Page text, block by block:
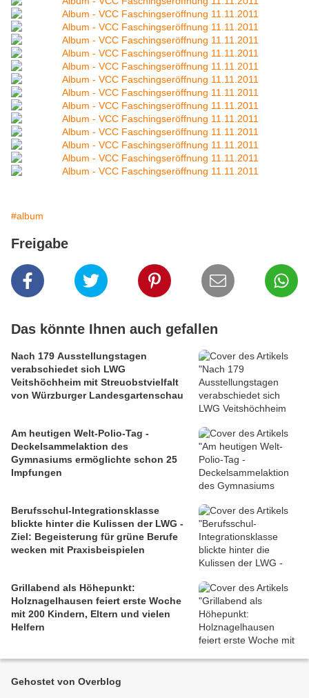
#album
Freigabe
Das könnte Ihnen auch gefallen
Nach 179 Ausstellungstagen
verabschiedet sich LWG
Veitshöchheim mit Streuobstvielfalt
von Würzburger Landesgartenschau
Am heutigen Welt-Polio-Tag -
Deckelsammelaktion des
Gymnasiums ermöglichte schon 25
Impfungen
Berufsschul-Integrationsklasse
blickte hinter die Kulissen der LWG -
Ziel: Begeisterung für grüne Berufe
wecken mit Praxisbeispielen
Grillabend als Höhepunkt:
Holznagelhausen feiert erste Woche
mit 200 Kindern, Eltern und vielen
Helfern
Gehostet von Overblog